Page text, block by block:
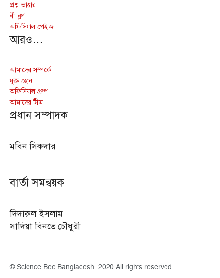
প্রশ্ন ভাণ্ডার
বী ব্লগ
অফিসিয়াল পেইজ
আরও…
আমাদের সম্পর্কে
যুক্ত হোন
অফিসিয়াল গ্রুপ
আমাদের টীম
প্রধান সম্পাদক
মবিন সিকদার
বার্তা সমন্বয়ক
দিদারুল ইসলাম
সাদিয়া বিনতে চৌধুরী
© Science Bee Bangladesh. 2020 All rights reserved.